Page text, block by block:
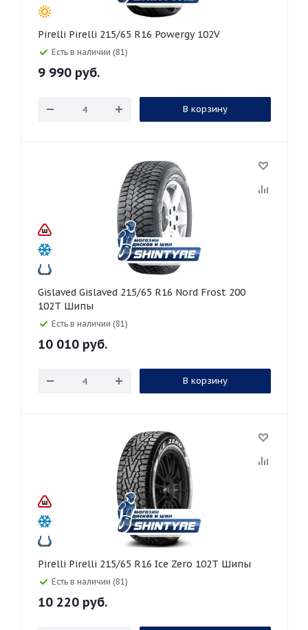
Pirelli Pirelli 215/65 R16 Powergy 102V
Есть в наличии (81)
9 990 руб.
В корзину
Gislaved Gislaved 215/65 R16 Nord Frost 200
102T Шипы
Есть в наличии (81)
10 010 руб.
В корзину
Pirelli Pirelli 215/65 R16 Ice Zero 102T Шипы
Есть в наличии (81)
10 220 руб.